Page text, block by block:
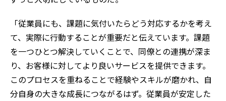
「従業員にも、課題に気付いたらどう対応するかを考え
て、実際に行動することが重要だと伝えています。課題
を一つひとつ解決していくことで、同僚との連携が深ま
り、お客様に対してより良いサービスを提供できます。
このプロセスを重ねることで経験やスキルが磨かれ、自
分自身の大きな成長につながるはず。従業員が安定した